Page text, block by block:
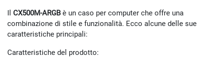
Il CX500M-ARGB è un caso per computer che offre una
combinazione di stile e funzionalità. Ecco alcune delle sue
caratteristiche principali:
Caratteristiche del prodotto: